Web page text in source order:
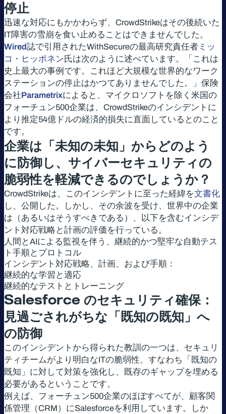
停止
迅速な対応にもかかわらず、CrowdStrikeはその後続いた
IT障害の雪崩を食い止めることはできませんでした。
Wired誌で引用されたWithSecureの最高研究責任者 ミッ
コ・ヒッポネン氏は次のように述べています。「これは
史上最大の事例です。これほど大規模な世界的なワーク
ステーションの停止はかつてありませんでした。」保険
会社Parametrixによると、マイクロソフトを除く米国の
フォーチュン500企業は、CrowdStrikeのインシデントに
より推定54億ドルの経済的損失に直面しているとのこと
です。
企業は「未知の未知」からどのよう
に防御し、サイバーセキュリティの
脆弱性を軽減できるのでしょうか？
CrowdStrikeは、このインシデントに至った経緯を文書化
し、公開した。しかし、その余波を受け、世界中の企業
は（あるいはそうすべきである）、以下を含むインシデ
ント対応戦略と計画の評価を行っている。
人間とAIによる監視を伴う、継続的かつ堅牢な自動テス
ト手順とプロトコル
インシデント対応戦略、計画、および手順：
継続的な学習と適応
継続的なテストとトレーニング
Salesforce のセキュリティ確保：
見過ごされがちな「既知の既知」へ
の防御
このインシデントから得られた教訓の一つは、セキュリ
ティチームがより明白なITの脆弱性、すなわち「既知の
既知」に対して対策を強化し、既存のギャップを埋める
必要があるということです。
例えば、フォーチュン500企業のほぼすべてが、顧客関
係管理（CRM）にSalesforceを利用しています。しか